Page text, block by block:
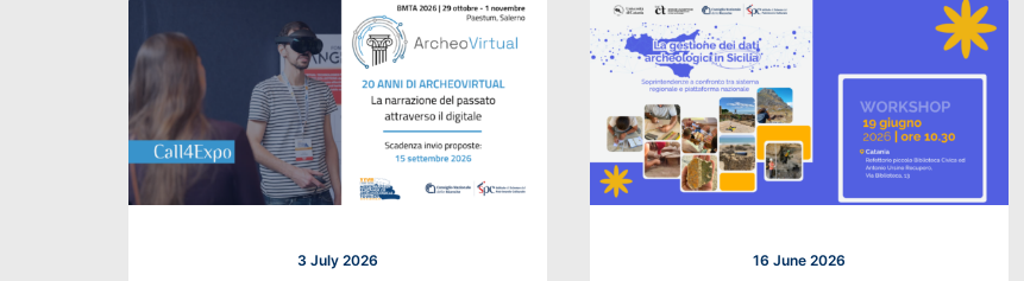
3 July 2026 16 June 2026